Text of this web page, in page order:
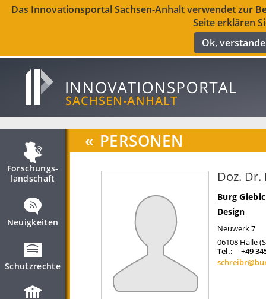
Das Innovationsportal Sachsen-Anhalt verwendet zur
Seite erklären
Ok,
Forschungs­
landschaft
Neuigkeiten
Schutzrechte
« PERSONEN
Doz.
Burg
Design
Neuwerk 7
06108 Halle
Tel.:
+49